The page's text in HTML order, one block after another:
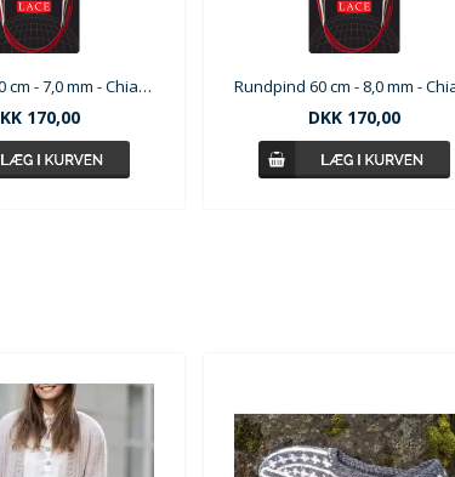
Rundpind 60 cm - 7,0 mm - ChiaGoo Red Lace
170,00 DKK 170,00